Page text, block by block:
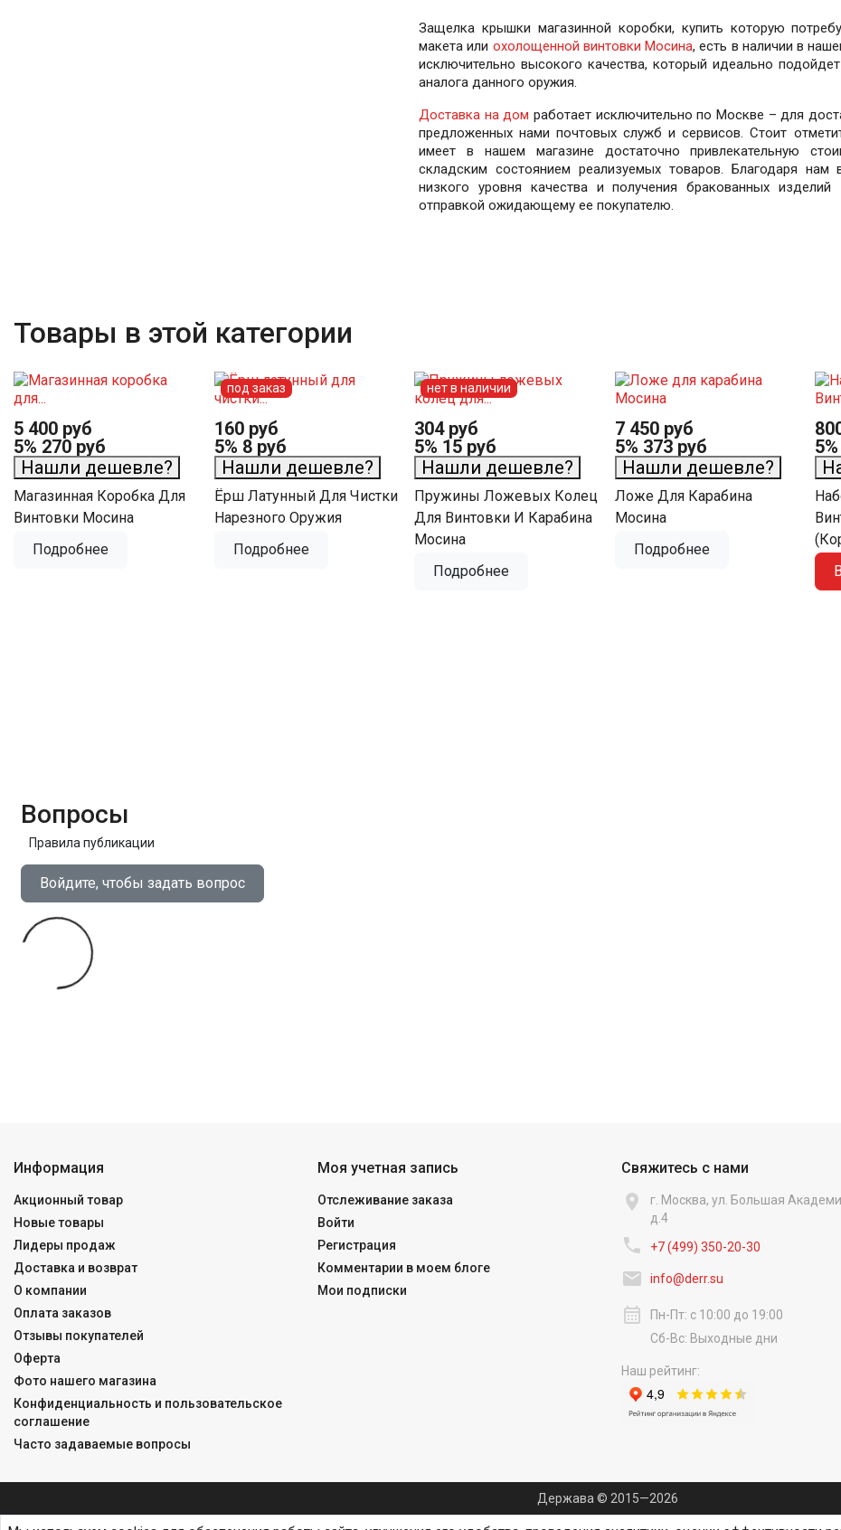
Защелка крышки магазинной коробки, купить которую
макета или охолощенной винтовки Мосина, есть в наличии в
исключительно высокого качества, который идеально
аналога данного оружия.
Доставка на дом работает исключительно по Москве – для
предложенных нами почтовых служб и сервисов. Стоит
имеет в нашем магазине достаточно привлекательную
складским состоянием реализуемых товаров. Благодаря
низкого уровня качества и получения бракованных
отправкой ожидающему ее покупателю.
Товары в этой категории
5 400 руб
5% 270 руб
Нашли дешевле?
Магазинная Коробка Для
Винтовки Мосина
Подробнее
160 руб
5% 8 руб
Нашли дешевле?
Ёрш Латунный Для Чистки
Нарезного Оружия
Подробнее
под заказ
304 руб
5% 15 руб
Нашли дешевле?
Пружины Ложевых Колец
Для Винтовки И Карабина
Мосина
Подробнее
нет в наличии
7 450 руб
5% 373 руб
Нашли дешевле?
Ложе Для Карабина
Мосина
Подробнее
5%
Вопросы
Правила публикации
Войдите, чтобы задать вопрос
Информация
Акционный товар
Новые товары
Лидеры продаж
Доставка и возврат
О компании
Оплата заказов
Отзывы покупателей
Оферта
Фото нашего магазина
Конфиденциальность и пользовательское
соглашение
Часто задаваемые вопросы
Моя учетная запись
Отслеживание заказа
Войти
Регистрация
Комментарии в моем блоге
Мои подписки
Свяжитесь с нами

г. Москва, ул. Большая
д.4
 +7 (499) 350-20-30
 info@derr.su
calendar_month
Пн-Пт: с 10:00 до 19:00
Сб-Вс: Выходные дни
Наш рейтинг:
Держава © 2015—2026